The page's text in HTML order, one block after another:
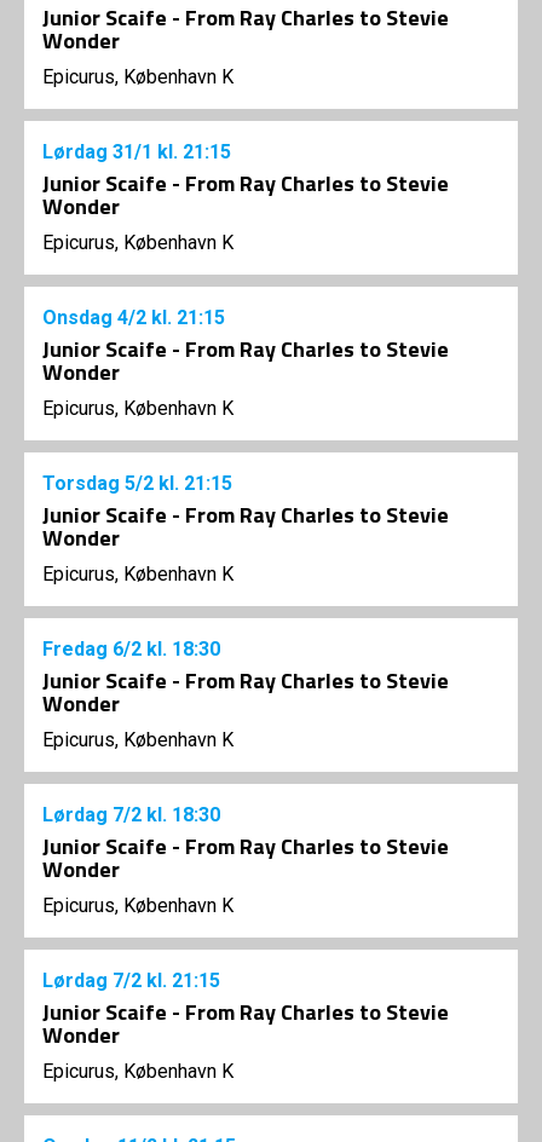
Junior Scaife - From Ray Charles to Stevie
Wonder
Epicurus, København K
Lørdag 31/1 kl. 21:15
Junior Scaife - From Ray Charles to Stevie
Wonder
Epicurus, København K
Onsdag 4/2 kl. 21:15
Junior Scaife - From Ray Charles to Stevie
Wonder
Epicurus, København K
Torsdag 5/2 kl. 21:15
Junior Scaife - From Ray Charles to Stevie
Wonder
Epicurus, København K
Fredag 6/2 kl. 18:30
Junior Scaife - From Ray Charles to Stevie
Wonder
Epicurus, København K
Lørdag 7/2 kl. 18:30
Junior Scaife - From Ray Charles to Stevie
Wonder
Epicurus, København K
Lørdag 7/2 kl. 21:15
Junior Scaife - From Ray Charles to Stevie
Wonder
Epicurus, København K